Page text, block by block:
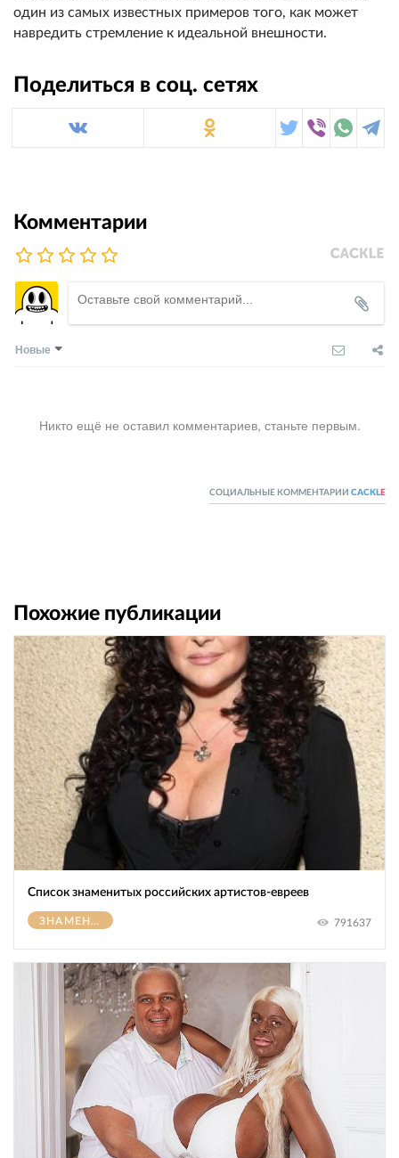
один из самых известных примеров того, как может
навредить стремление к идеальной внешности.
Поделиться в соц. сетях
Комментарии
Новые
Никто ещё не оставил комментариев, станьте первым.
СОЦИАЛЬНЫЕ КОММЕНТАРИИ CACKL E
Похожие публикации
Список знаменитых российских артистов-евреев
ЗНАМЕНИТОСТИ 791637